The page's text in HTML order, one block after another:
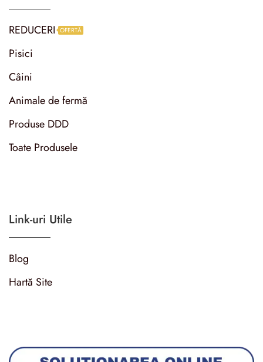
REDUCERI OFERTĂ
Pisici
Câini
Animale de fermă
Produse DDD
Toate Produsele
Link-uri Utile
Blog
Hartă Site